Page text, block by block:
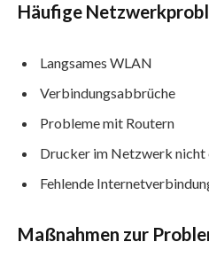
Häufige
Langsames WLAN
Verbindungsabbrüche
Probleme mit Routern
Drucker im Netzwerk nicht
Fehlende
Maßnahmen zur